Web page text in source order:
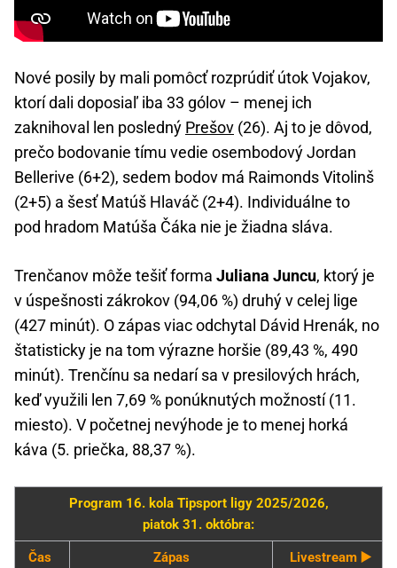
Nové posily by mali pomôcť rozprúdiť útok Vojakov,
ktorí dali doposiaľ iba 33 gólov – menej ich
zaknihoval len posledný Prešov (26). Aj to je dôvod,
prečo bodovanie tímu vedie osembodový Jordan
Bellerive (6+2), sedem bodov má Raimonds Vitolinš
(2+5) a šesť Matúš Hlaváč (2+4). Individuálne to
pod hradom Matúša Čáka nie je žiadna sláva.
Trenčanov môže tešiť forma Juliana Juncu, ktorý je
v úspešnosti zákrokov (94,06 %) druhý v celej lige
(427 minút). O zápas viac odchytal Dávid Hrenák, no
štatisticky je na tom výrazne horšie (89,43 %, 490
minút). Trenčínu sa nedarí sa v presilových hrách,
keď využili len 7,69 % ponúknutých možností (11.
miesto). V početnej nevýhode je to menej horká
káva (5. priečka, 88,37 %).
Program 16. kola Tipsport ligy 2025/2026,
piatok 31. októbra:
Čas Zápas Livestream ▶️